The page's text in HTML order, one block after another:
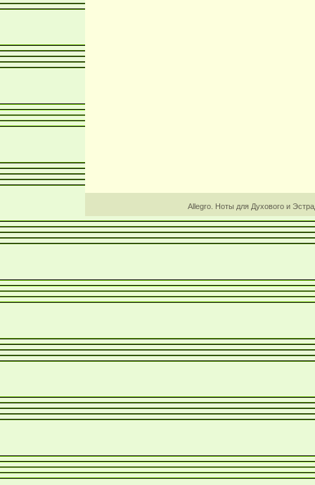
Allegro. Ноты для Духового и